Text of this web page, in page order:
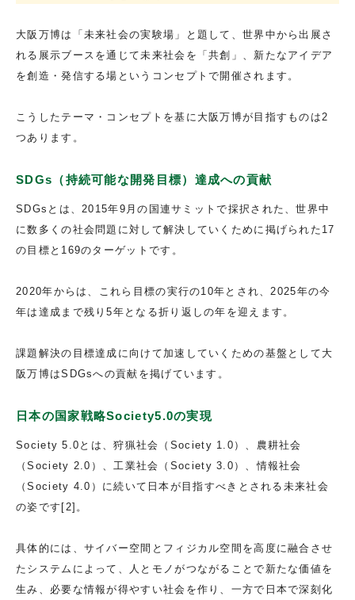
大阪万博は「未来社会の実験場」と題して、世界中から出展さ
れる展示ブースを通じて未来社会を「共創」、新たなアイデア
を創造・発信する場というコンセプトで開催されます。
こうしたテーマ・コンセプトを基に大阪万博が目指すものは2
つあります。
SDGs（持続可能な開発目標）達成への貢献
SDGsとは、2015年9月の国連サミットで採択された、世界中
に数多くの社会問題に対して解決していくために掲げられた17
の目標と169のターゲットです。
2020年からは、これら目標の実行の10年とされ、2025年の今
年は達成まで残り5年となる折り返しの年を迎えます。
課題解決の目標達成に向けて加速していくための基盤として大
阪万博はSDGsへの貢献を掲げています。
日本の国家戦略Society5.0の実現
Society 5.0とは、狩猟社会（Society 1.0）、農耕社会
（Society 2.0）、工業社会（Society 3.0）、情報社会
（Society 4.0）に続いて日本が目指すべきとされる未来社会
の姿です[2]。
具体的には、サイバー空間とフィジカル空間を高度に融合させ
たシステムによって、人とモノがつながることで新たな価値を
生み、必要な情報が得やすい社会を作り、一方で日本で深刻化